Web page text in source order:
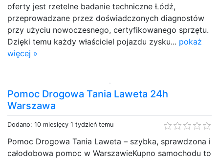
oferty jest rzetelne badanie techniczne Łódź,
przeprowadzane przez doświadczonych diagnostów
przy użyciu nowoczesnego, certyfikowanego sprzętu.
Dzięki temu każdy właściciel pojazdu zysku... pokaż
więcej »
Pomoc Drogowa Tania Laweta 24h
Warszawa
Dodano: 10 miesięcy 1 tydzień temu
Pomoc Drogowa Tania Laweta – szybka, sprawdzona i
całodobowa pomoc w WarszawieKupno samochodu to